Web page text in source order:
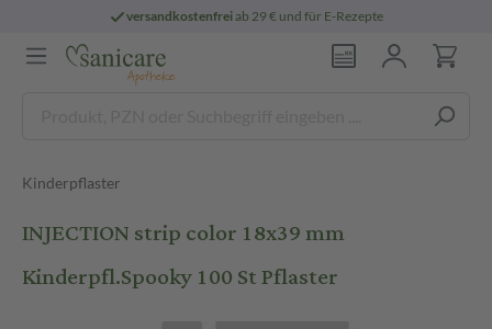
versandkostenfreiab 29 € und für E-Rezepte
Kinderpflaster
INJECTION strip color 18x39 mm
Kinderpfl.Spooky 100 St Pflaster